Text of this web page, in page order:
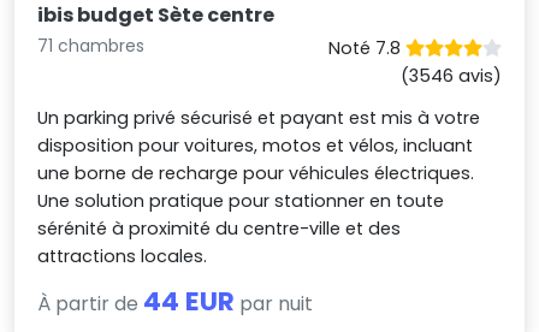
ibis budget Sète centre
71 chambres
Noté 7.8
(3546 avis)
Un parking privé sécurisé et payant est mis à votre
disposition pour voitures, motos et vélos, incluant
une borne de recharge pour véhicules électriques.
Une solution pratique pour stationner en toute
sérénité à proximité du centre-ville et des
attractions locales.
À partir de 44 EUR par nuit